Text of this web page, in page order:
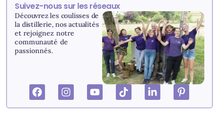
Suivez-nous sur les réseaux
Découvrez les coulisses de
la distillerie, nos actualités
et rejoignez notre
communauté de
passionnés.